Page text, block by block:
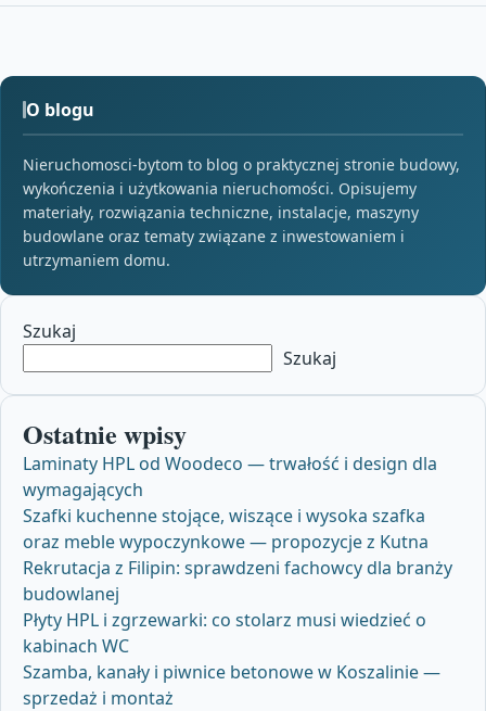
O blogu
Nieruchomosci-bytom to blog o praktycznej stronie budowy,
wykończenia i użytkowania nieruchomości. Opisujemy
materiały, rozwiązania techniczne, instalacje, maszyny
budowlane oraz tematy związane z inwestowaniem i
utrzymaniem domu.
Szukaj
Szukaj
Ostatnie wpisy
Laminaty HPL od Woodeco — trwałość i design dla
wymagających
Szafki kuchenne stojące, wiszące i wysoka szafka
oraz meble wypoczynkowe — propozycje z Kutna
Rekrutacja z Filipin: sprawdzeni fachowcy dla branży
budowlanej
Płyty HPL i zgrzewarki: co stolarz musi wiedzieć o
kabinach WC
Szamba, kanały i piwnice betonowe w Koszalinie —
sprzedaż i montaż